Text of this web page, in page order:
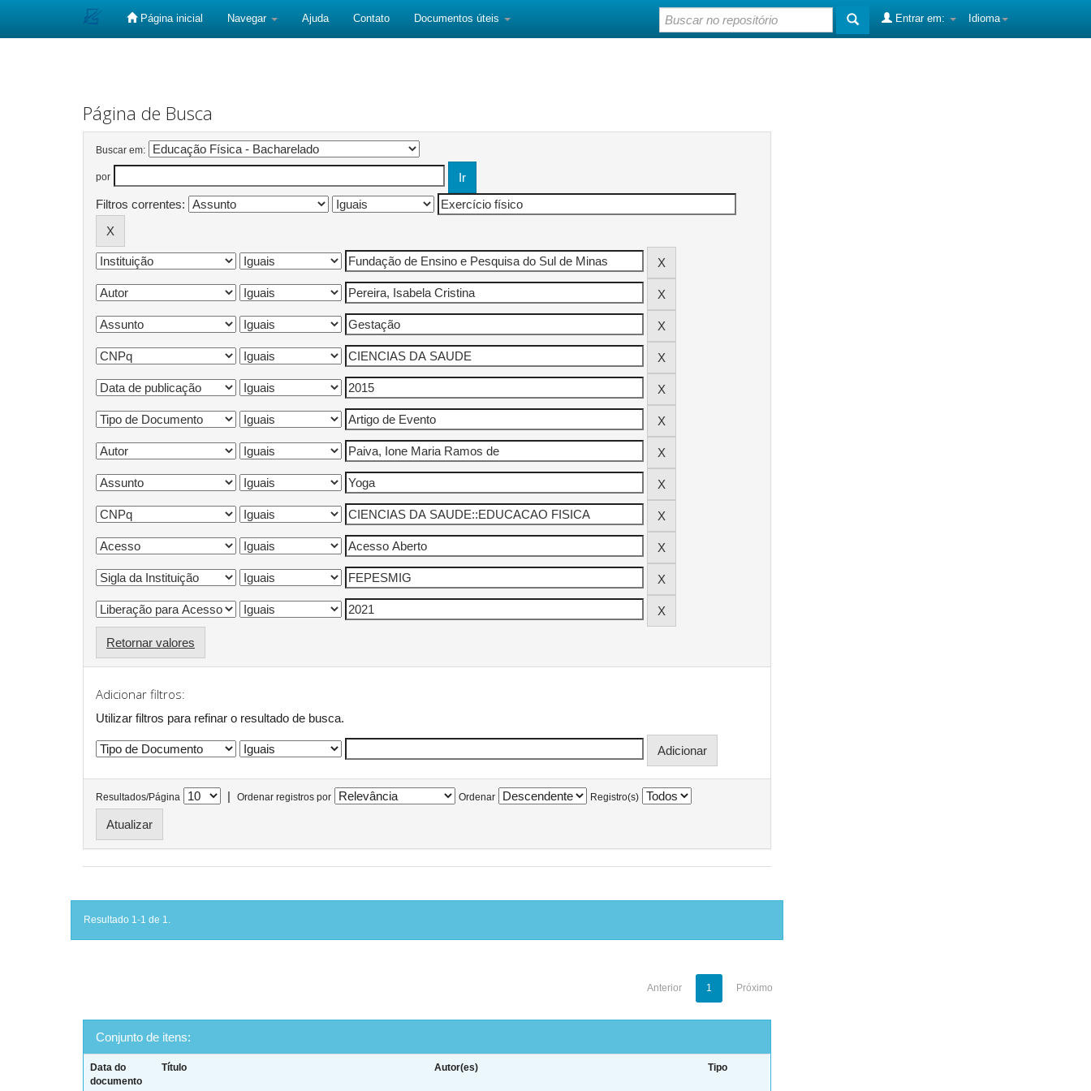
Página inicial Navegar Ajuda Contato Documentos úteis Idioma
Entrar em:
Página de Busca
Buscar em:
por
Filtros correntes:
Retornar valores
Adicionar filtros:
Utilizar filtros para refinar o resultado de busca.
Resultados/Página | Ordenar registros por Ordenar Registro(s)
Resultado 1-1 de 1.
Anterior 1 Próximo
Conjunto de itens:
Data do
documento
Título Autor(es) Tipo